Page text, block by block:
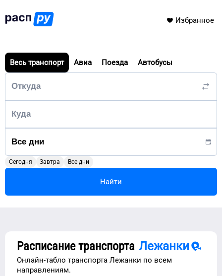
Избранное
Весь транспорт Авиа Поезда Автобусы
Сегодня Завтра Все дни
Найти
Расписание транспорта Лежанки
Онлайн-табло транспорта Лежанки по всем
направлениям.